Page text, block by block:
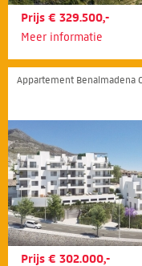
Prijs € 329.500,-
Meer informatie
Appartement Benalmadena
Prijs € 302.000,-